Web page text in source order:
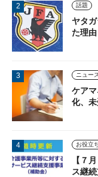
話題
ヤタ
た理由
ニュース
ケア
化、
【７
ス継